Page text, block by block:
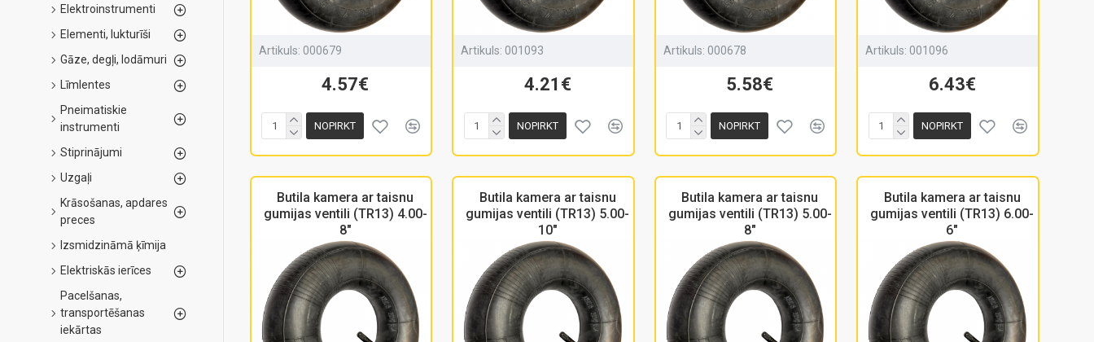
Elektroinstrumenti
Elementi, lukturīši
Gāze, degļi, lodāmuri
Līmlentes
Pneimatiskie
instrumenti
Stiprinājumi
Uzgaļi
Krāsošanas, apdares
preces
Izsmidzināmā ķīmija
Elektriskās ierīces
Pacelšanas,
transportēšanas
iekārtas
Artikuls: 000679
4.57€
NOPIRKT
Artikuls: 001093
4.21€
NOPIRKT
Artikuls: 000678
5.58€
NOPIRKT
Artikuls: 001096
6.43€
NOPIRKT
Butila kamera ar taisnu
gumijas ventili (TR13) 4.00-
8"
Butila kamera ar taisnu
gumijas ventili (TR13) 5.00-
10"
Butila kamera ar taisnu
gumijas ventili (TR13) 5.00-
8"
Butila kamera ar taisnu
gumijas ventili (TR13) 6.00-
6"